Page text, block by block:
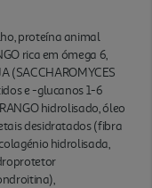
proteína animal
rica em ómega 6,
(SACCHAROMYCES
e -glucanos 1-6
hidrolisado, óleo
desidratados (fibra
hidrolisada,